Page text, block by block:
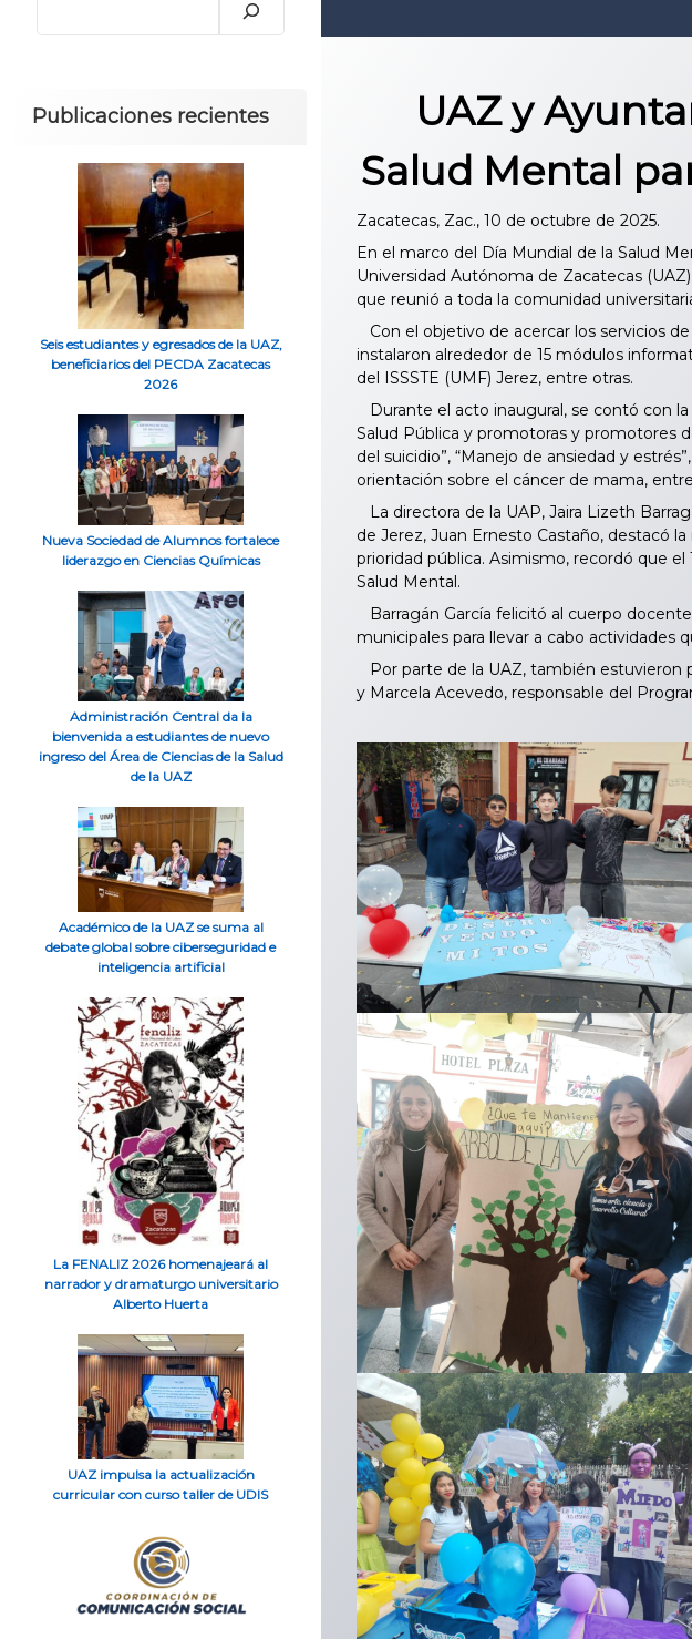
UAZ y
Salud Mental
Zacatecas, Zac., 10 de octubre de 2025.
En el marco del Día Mundial de la Salud
Universidad Autónoma de Zacatecas
que reunió a toda la comunidad
Con el objetivo de acercar los servicios
instalaron alrededor de 15 módulos
del ISSSTE (UMF) Jerez, entre otras.
Durante el acto inaugural, se contó con
Salud Pública y promotoras y promotores
del suicidio”, “Manejo de ansiedad y
orientación sobre el cáncer de mama,
La directora de la UAP, Jaira Lizeth
de Jerez, Juan Ernesto Castaño, destacó
prioridad pública. Asimismo, recordó que
Salud Mental.
Barragán García felicitó al cuerpo
municipales para llevar a cabo actividades
Por parte de la UAZ, también estuvieron
y Marcela Acevedo, responsable del
Publicaciones recientes
Seis estudiantes y egresados de la UAZ,
beneficiarios del PECDA Zacatecas
2026
Nueva Sociedad de Alumnos fortalece
liderazgo en Ciencias Químicas
Administración Central da la
bienvenida a estudiantes de nuevo
ingreso del Área de Ciencias de la Salud
de la UAZ
Académico de la UAZ se suma al
debate global sobre ciberseguridad e
inteligencia artificial
La FENALIZ 2026 homenajeará al
narrador y dramaturgo universitario
Alberto Huerta
UAZ impulsa la actualización
curricular con curso taller de UDIS